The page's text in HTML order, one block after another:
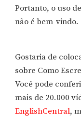
Portanto, o uso
não é bem-vindo.
Gostaria de
sobre Como
Você pode
mais de 20.000
EnglishCentral,